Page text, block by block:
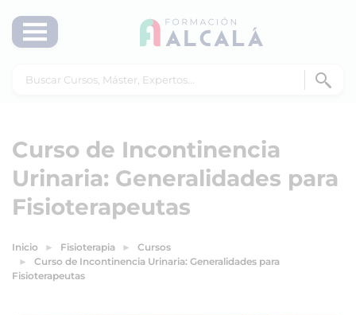
Curso de Incontinencia
Urinaria: Generalidades para
Fisioterapeutas
Inicio Fisioterapia
Cursos
Curso de Incontinencia Urinaria: Generalidades para
Fisioterapeutas